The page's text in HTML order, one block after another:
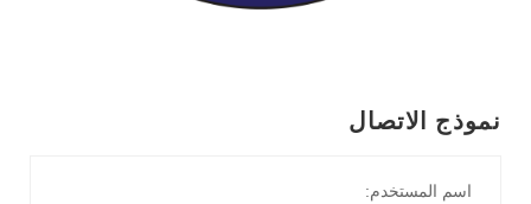
نموذج الاتصال
اسم المستخدم: